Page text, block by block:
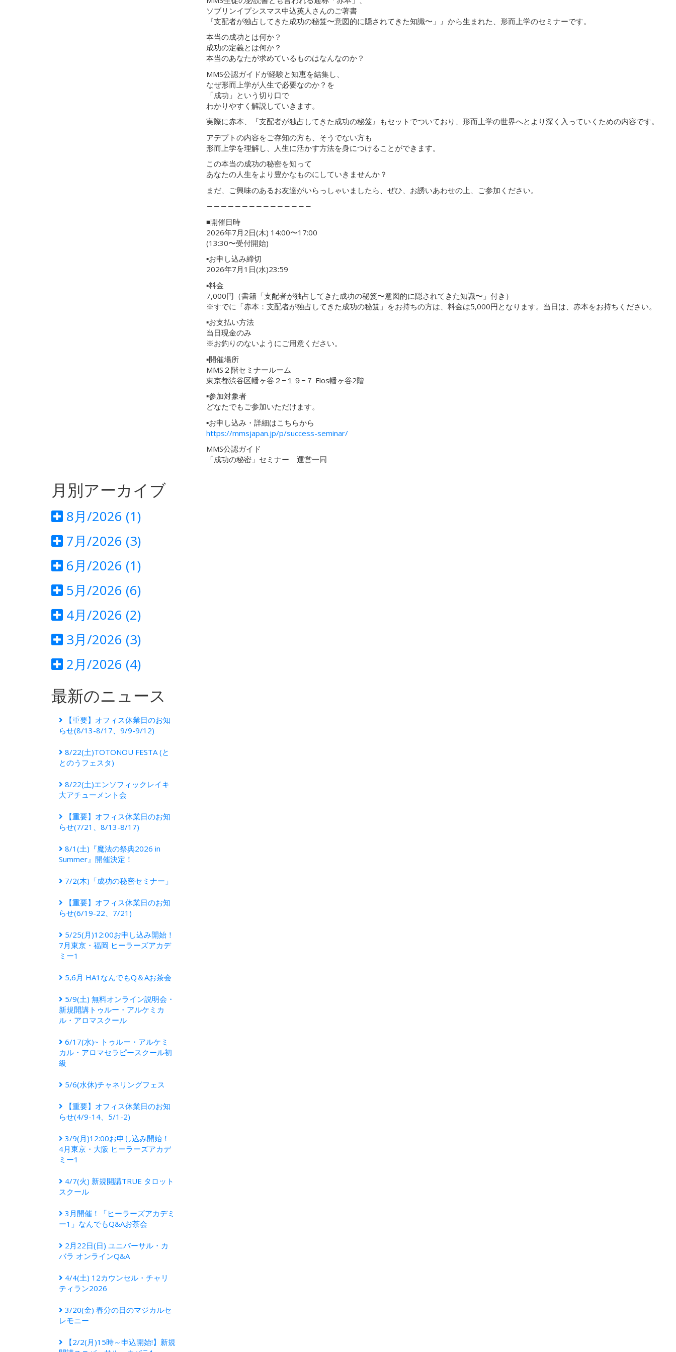
ソブリンイプシスマス中込英人さんのご著書
『支配者が独占してきた成功の秘笈〜意図的に隠されてきた知識〜」』から生まれた、形而上学のセミナーです。
本当の成功とは何か？
成功の定義とは何か？
本当のあなたが求めているものはなんなのか？
MMS公認ガイドが経験と知恵を結集し、
なぜ形而上学が人生で必要なのか？を
「成功」という切り口で
わかりやすく解説していきます。
実際に赤本、『支配者が独占してきた成功の秘笈』もセットでついており、形而上学の世界へとより深く入っていくための内容です。
アデプトの内容をご存知の方も、そうでない方も
形而上学を理解し、人生に活かす方法を身につけることができます。
この本当の成功の秘密を知って
あなたの人生をより豊かなものにしていきませんか？
まだ、ご興味のあるお友達がいらっしゃいましたら、ぜひ、お誘いあわせの上、ご参加ください。
―――――――――――――――
◾️開催日時
2026年7月2日(木) 14:00〜17:00
(13:30〜受付開始)
▪お申し込み締切
2026年7月1日(水)23:59
▪料金
7,000円（書籍「支配者が独占してきた成功の秘笈〜意図的に隠されてきた知識〜」付き）
※すでに「赤本：支配者が独占してきた成功の秘笈」をお持ちの方は、料金は5,000円となります。当日は、赤本をお持ちください。
▪お支払い方法
当日現金のみ
※お釣りのないようにご用意ください。
▪開催場所
MMS２階セミナールーム
東京都渋谷区幡ヶ谷２−１９−７ Flos幡ヶ谷2階
▪参加対象者
どなたでもご参加いただけます。
▪お申し込み・詳細はこちらから
https://mmsjapan.jp/p/success-seminar/
MMS公認ガイド
「成功の秘密」セミナー 運営一同
月別アーカイブ
8月/2026 (1)
7月/2026 (3)
6月/2026 (1)
5月/2026 (6)
4月/2026 (2)
3月/2026 (3)
2月/2026 (4)
最新のニュース
【重要】オフィス休業日のお知
らせ(8/13-8/17、9/9-9/12)
8/22(土)TOTONOU FESTA (と
とのうフェスタ)
8/22(土)エンソフィックレイキ
大アチューメント会
【重要】オフィス休業日のお知
らせ(7/21、8/13-8/17)
8/1(土)『魔法の祭典2026 in
Summer』開催決定！
7/2(木)「成功の秘密セミナー」
【重要】オフィス休業日のお知
らせ(6/19-22、7/21)
5/25(月)12:00お申し込み開始！
7月東京・福岡 ヒーラーズアカデ
ミー1
5,6月 HA1なんでもQ＆Aお茶会
5/9(土) 無料オンライン説明会・
新規開講トゥルー・アルケミカ
ル・アロマスクール
6/17(水)~ トゥルー・アルケミ
カル・アロマセラピースクール初
級
5/6(水休)チャネリングフェス
【重要】オフィス休業日のお知
らせ(4/9-14、5/1-2)
3/9(月)12:00お申し込み開始！
4月東京・大阪 ヒーラーズアカデ
ミー1
4/7(火) 新規開講TRUE タロット
スクール
3月開催！「ヒーラーズアカデミ
ー1」なんでもQ&Aお茶会
2月22日(日) ユニバーサル・カ
バラ オンラインQ&A
4/4(土) 12カウンセル・チャリ
ティラン2026
3/20(金) 春分の日​のマジカルセ
レモニー
【2/2(月)15時～申込開始!】新規